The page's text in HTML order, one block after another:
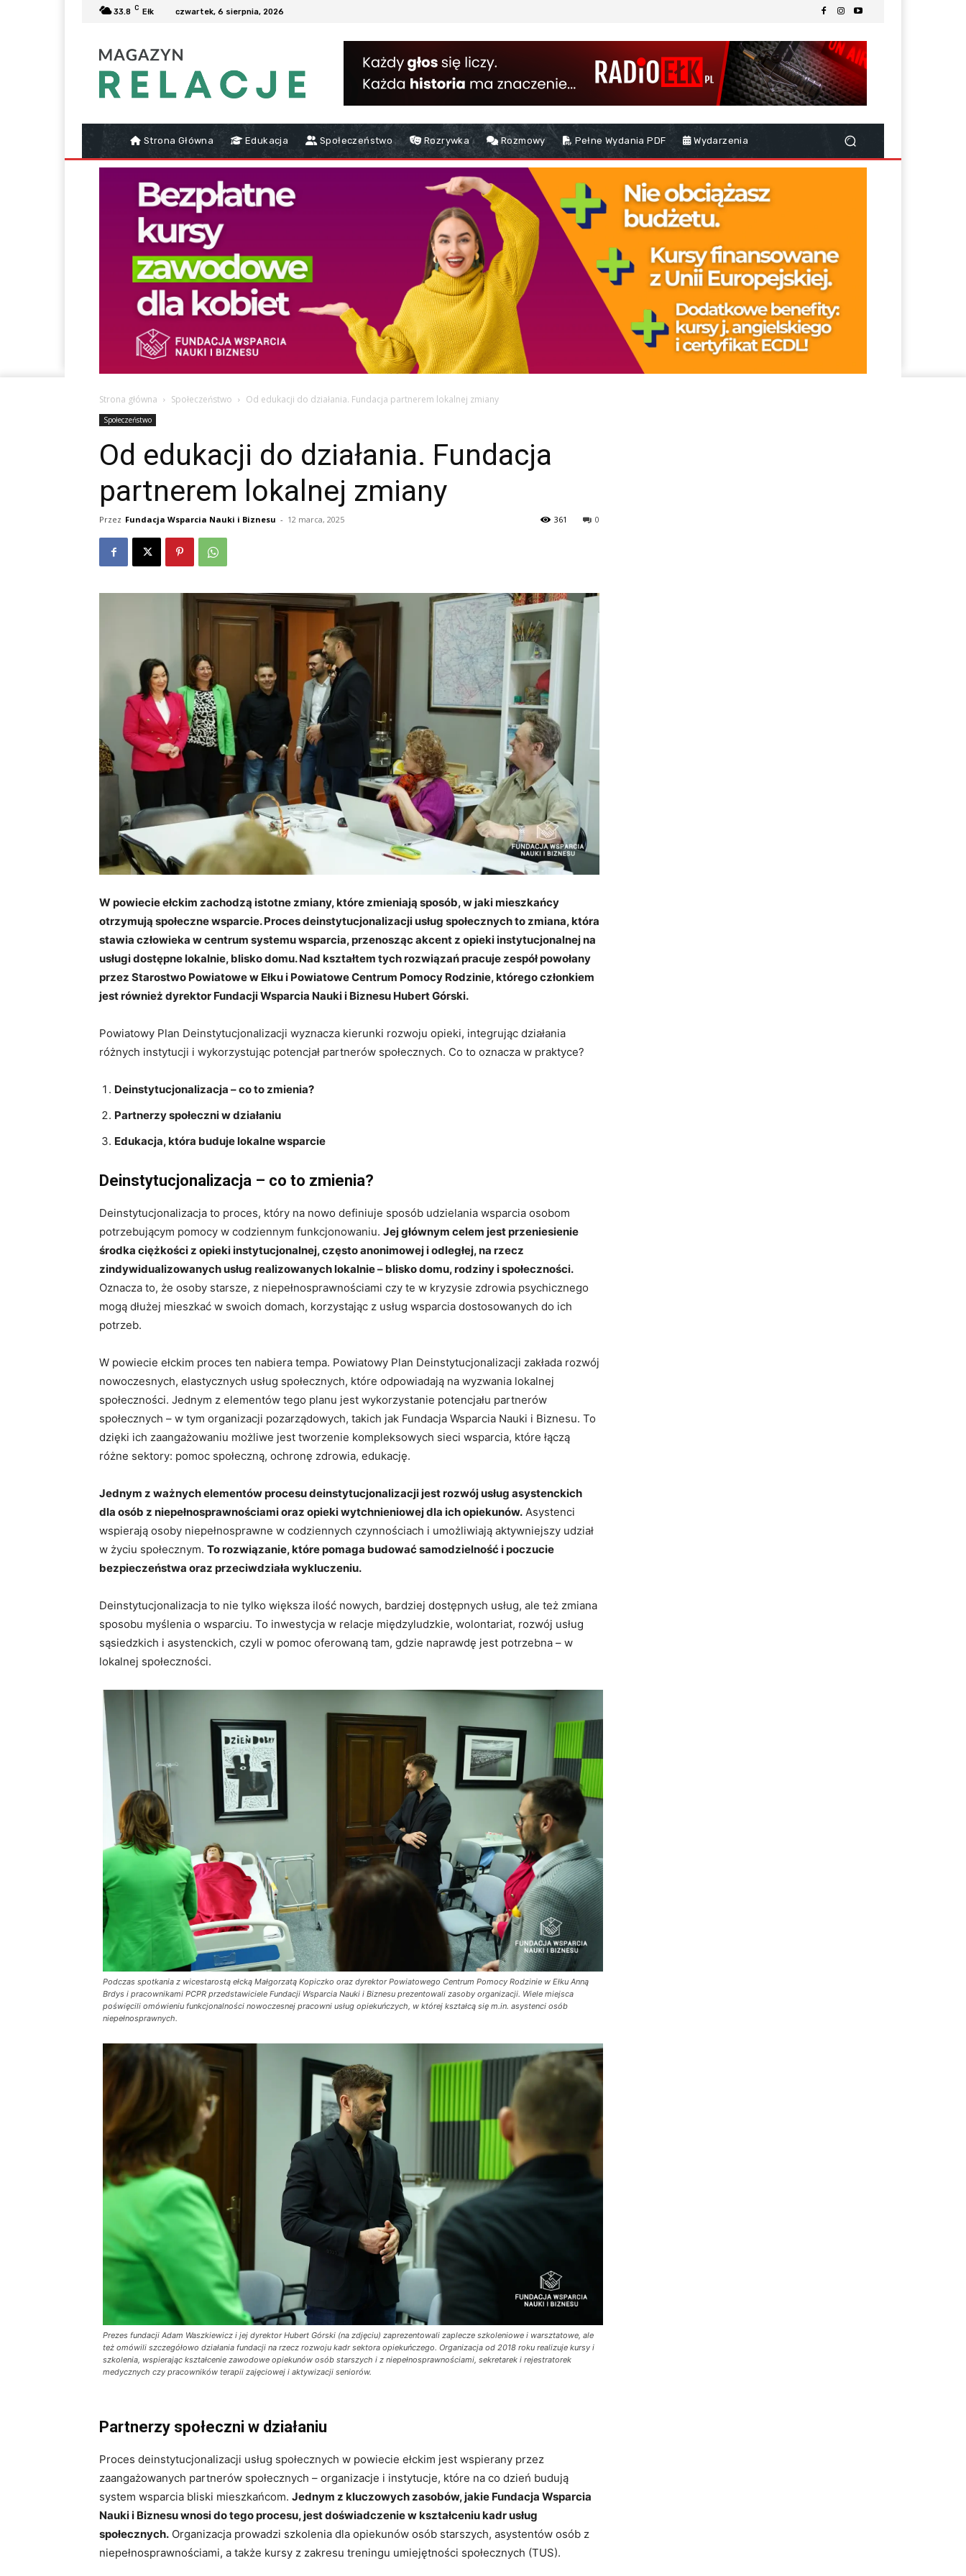
33.8 C Ełk czwartek, 6 sierpnia, 2026
Strona Główna Edukacja Społeczeństwo Rozrywka Rozmowy Pełne Wydania PDF Wydarzenia
Strona główna Społeczeństwo Od edukacji do działania. Fundacja partnerem lokalnej zmiany
Społeczeństwo
Od edukacji do działania. Fundacja
partnerem lokalnej zmiany
Przez Fundacja Wsparcia Nauki i Biznesu - 12 marca, 2025 0
361
W powiecie ełckim zachodzą istotne zmiany, które zmieniają sposób, w jaki mieszkańcy
otrzymują społeczne wsparcie. Proces deinstytucjonalizacji usług społecznych to zmiana, która
stawia człowieka w centrum systemu wsparcia, przenosząc akcent z opieki instytucjonalnej na
usługi dostępne lokalnie, blisko domu. Nad kształtem tych rozwiązań pracuje zespół powołany
przez Starostwo Powiatowe w Ełku i Powiatowe Centrum Pomocy Rodzinie, którego członkiem
jest również dyrektor Fundacji Wsparcia Nauki i Biznesu Hubert Górski.
Powiatowy Plan Deinstytucjonalizacji wyznacza kierunki rozwoju opieki, integrując działania
różnych instytucji i wykorzystując potencjał partnerów społecznych. Co to oznacza w praktyce?
Deinstytucjonalizacja – co to zmienia?
Partnerzy społeczni w działaniu
Edukacja, która buduje lokalne wsparcie
Deinstytucjonalizacja – co to zmienia?
Deinstytucjonalizacja to proces, który na nowo definiuje sposób udzielania wsparcia osobom
potrzebującym pomocy w codziennym funkcjonowaniu. Jej głównym celem jest przeniesienie
środka ciężkości z opieki instytucjonalnej, często anonimowej i odległej, na rzecz
zindywidualizowanych usług realizowanych lokalnie – blisko domu, rodziny i społeczności.
Oznacza to, że osoby starsze, z niepełnosprawnościami czy te w kryzysie zdrowia psychicznego
mogą dłużej mieszkać w swoich domach, korzystając z usług wsparcia dostosowanych do ich
potrzeb.
W powiecie ełckim proces ten nabiera tempa. Powiatowy Plan Deinstytucjonalizacji zakłada rozwój
nowoczesnych, elastycznych usług społecznych, które odpowiadają na wyzwania lokalnej
społeczności. Jednym z elementów tego planu jest wykorzystanie potencjału partnerów
społecznych – w tym organizacji pozarządowych, takich jak Fundacja Wsparcia Nauki i Biznesu. To
dzięki ich zaangażowaniu możliwe jest tworzenie kompleksowych sieci wsparcia, które łączą
różne sektory: pomoc społeczną, ochronę zdrowia, edukację.
Jednym z ważnych elementów procesu deinstytucjonalizacji jest rozwój usług asystenckich
dla osób z niepełnosprawnościami oraz opieki wytchnieniowej dla ich opiekunów. Asystenci
wspierają osoby niepełnosprawne w codziennych czynnościach i umożliwiają aktywniejszy udział
w życiu społecznym. To rozwiązanie, które pomaga budować samodzielność i poczucie
bezpieczeństwa oraz przeciwdziała wykluczeniu.
Deinstytucjonalizacja to nie tylko większa ilość nowych, bardziej dostępnych usług, ale też zmiana
sposobu myślenia o wsparciu. To inwestycja w relacje międzyludzkie, wolontariat, rozwój usług
sąsiedzkich i asystenckich, czyli w pomoc oferowaną tam, gdzie naprawdę jest potrzebna – w
lokalnej społeczności.
Podczas spotkania z wicestarostą ełcką Małgorzatą Kopiczko oraz dyrektor Powiatowego Centrum Pomocy Rodzinie w Ełku Anną
Brdys i pracownikami PCPR przedstawiciele Fundacji Wsparcia Nauki i Biznesu prezentowali zasoby organizacji. Wiele miejsca
poświęcili omówieniu funkcjonalności nowoczesnej pracowni usług opiekuńczych, w której kształcą się m.in. asystenci osób
niepełnosprawnych.
Prezes fundacji Adam Waszkiewicz i jej dyrektor Hubert Górski (na zdjęciu) zaprezentowali zaplecze szkoleniowe i warsztatowe, ale
też omówili szczegółowo działania fundacji na rzecz rozwoju kadr sektora opiekuńczego. Organizacja od 2018 roku realizuje kursy i
szkolenia, wspierając kształcenie zawodowe opiekunów osób starszych i z niepełnosprawnościami, sekretarek i rejestratorek
medycznych czy pracowników terapii zajęciowej i aktywizacji seniorów.
Partnerzy społeczni w działaniu
Proces deinstytucjonalizacji usług społecznych w powiecie ełckim jest wspierany przez
zaangażowanych partnerów społecznych – organizacje i instytucje, które na co dzień budują
system wsparcia bliski mieszkańcom. Jednym z kluczowych zasobów, jakie Fundacja Wsparcia
Nauki i Biznesu wnosi do tego procesu, jest doświadczenie w kształceniu kadr usług
społecznych. Organizacja prowadzi szkolenia dla opiekunów osób starszych, asystentów osób z
niepełnosprawnościami, a także kursy z zakresu treningu umiejętności społecznych (TUS).